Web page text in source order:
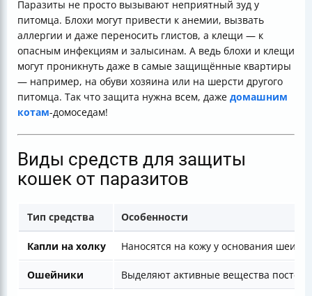
Паразиты не просто вызывают неприятный зуд у
питомца. Блохи могут привести к анемии, вызвать
аллергии и даже переносить глистов, а клещи — к
опасным инфекциям и залысинам. А ведь блохи и клещи
могут проникнуть даже в самые защищённые квартиры
— например, на обуви хозяина или на шерсти другого
питомца. Так что защита нужна всем, даже домашним
котам-домоседам!
Виды средств для защиты
кошек от паразитов
Тип средства Особенности
Капли на холку Наносятся на кожу у основания шеи
Ошейники Выделяют активные вещества